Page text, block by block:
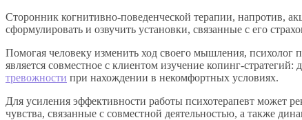
Сторонник когнитивно-поведенческой терапии, напротив,
сформулировать и озвучить установки, связанные с его
Помогая человеку изменить ход своего мышления, психолог
является совместное с клиентом изучение копинг-
тревожности при нахождении в некомфортных условиях.
Для усиления эффективности работы психотерапевт может
чувства, связанные с совместной деятельностью, а также